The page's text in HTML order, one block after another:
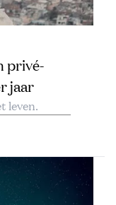
privé-
jaar
leven.